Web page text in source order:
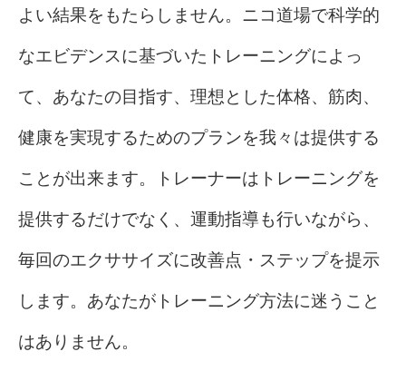
よい結果をもたらしません。ニコ道場で科学的
なエビデンスに基づいたトレーニングによっ
て、あなたの目指す、理想とした体格、筋肉、
健康を実現するためのプランを我々は提供する
ことが出来ます。トレーナーはトレーニングを
提供するだけでなく、運動指導も行いながら、
毎回のエクササイズに改善点・ステップを提示
します。あなたがトレーニング方法に迷うこと
はありません。